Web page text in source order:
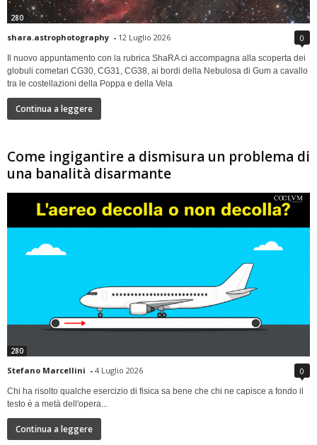
280
shara.astrophotography - 12 Luglio 2026 0
Il nuovo appuntamento con la rubrica ShaRA ci accompagna alla scoperta dei
globuli cometari CG30, CG31, CG38, ai bordi della Nebulosa di Gum a cavallo
tra le costellazioni della Poppa e della Vela
Continua a leggere
Come ingigantire a dismisura un problema di
una banalità disarmante
280
Stefano Marcellini - 4 Luglio 2026 0
Chi ha risolto qualche esercizio di fisica sa bene che chi ne capisce a fondo il
testo è a metà dell'opera...
Continua a leggere